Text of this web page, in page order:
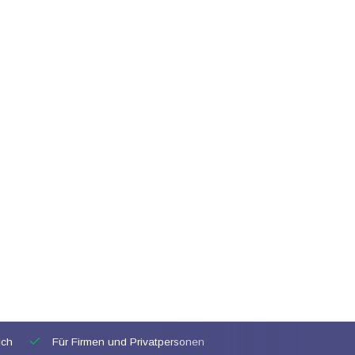
Für Firmen und Privatpersonen